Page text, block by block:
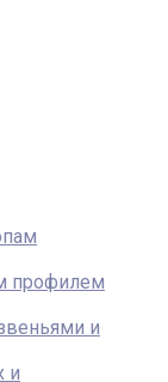
профилем
и
и